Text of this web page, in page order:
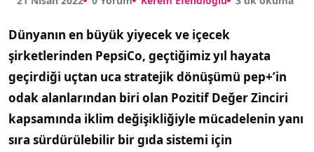
Dünyanın en büyük yiyecek ve içecek
şirketlerinden PepsiCo, geçtiğimiz yıl hayata
geçirdiği uçtan uca stratejik dönüşümü pep+’in
odak alanlarından biri olan Pozitif Değer Zinciri
kapsamında iklim değişikliğiyle mücadelenin yanı
sıra sürdürülebilir bir gıda sistemi için